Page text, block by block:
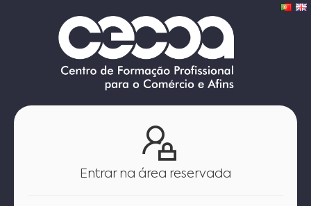
Entrar na área reservada